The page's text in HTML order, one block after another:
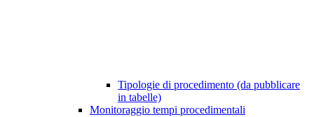
Tipologie di procedimento (da pubblicare
in tabelle)
Monitoraggio tempi procedimentali